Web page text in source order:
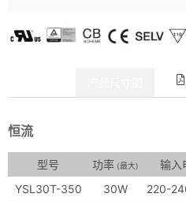
恒流
型号 功率 (最大) 输入
YSL30T-350
30W 220-